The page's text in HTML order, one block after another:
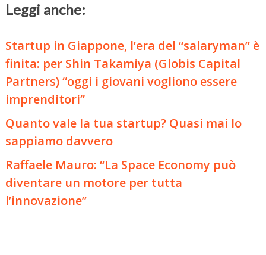
Leggi anche:
Startup in Giappone, l’era del “salaryman” è
finita: per Shin Takamiya (Globis Capital
Partners) “oggi i giovani vogliono essere
imprenditori”
Quanto vale la tua startup? Quasi mai lo
sappiamo davvero
Raffaele Mauro: “La Space Economy può
diventare un motore per tutta
l’innovazione”